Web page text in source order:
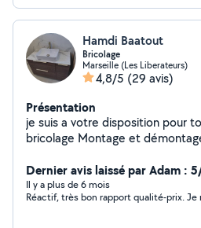
Hamdi Baatout
Bricolage
Marseille (Les Liberateurs)
4,8/5 (29 avis)
Présentation
je suis a votre disposition pour
bricolage Montage et démontage de meuble de cuisine
réparation Installation d'eau froid et chaud et
évacuation Montage de tringle ، lustre, ventilateur ,
lampe .... Menuiserie générale Peindre et enduit
Dernier avis laissé par Adam :
Il y a plus de 6 mois
Réactif, très bon rapport qualité-prix. Je